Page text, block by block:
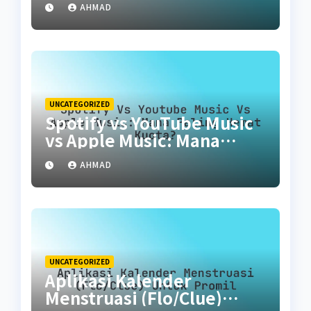
AHMAD
UNCATEGORIZED
Spotify vs YouTube Music
vs Apple Music: Mana
Paling Hemat Kuota?
AHMAD
UNCATEGORIZED
Aplikasi Kalender
Menstruasi (Flo/Clue)